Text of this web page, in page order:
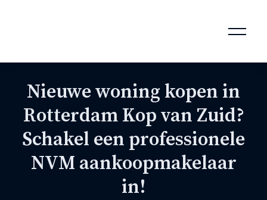
Nieuwe woning kopen in
Rotterdam Kop van Zuid?
Schakel een professionele
NVM aankoopmakelaar
in!